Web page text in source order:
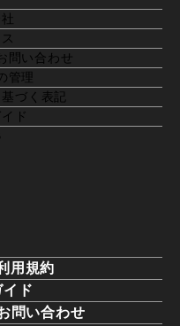
問い合わせ
管理
づく表記
ド
用規約
イド
問い合わせ